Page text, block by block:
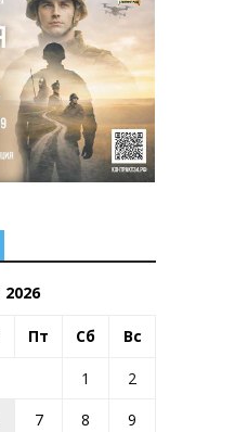
Пт Сб Вс
1
2
7 8
9